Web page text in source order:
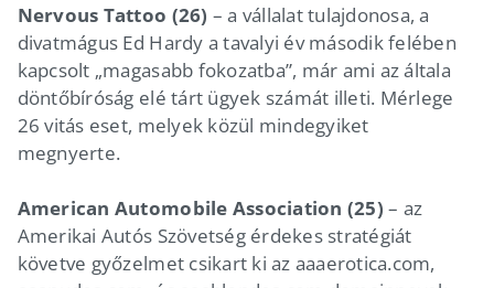
Nervous Tattoo (26) – a vállalat tulajdonosa, a
divatmágus Ed Hardy a tavalyi év második felében
kapcsolt „magasabb fokozatba”, már ami az általa
döntőbíróság elé tárt ügyek számát illeti. Mérlege
26 vitás eset, melyek közül mindegyiket
megnyerte.
American Automobile Association (25) – az
Amerikai Autós Szövetség érdekes stratégiát
követve győzelmet csikart ki az aaaerotica.com,